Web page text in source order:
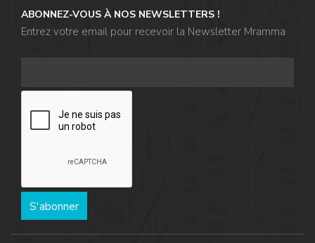
ABONNEZ-VOUS À NOS NEWSLETTERS !
Entrez votre email pour recevoir la Newsletter Mramma
S'abonner